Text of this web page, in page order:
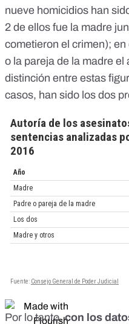
nueve homicidios han
2 de ellos fue la madre
cometieron el crimen);
o la pareja de la madre
distinción entre estas
casos, han sido los dos
Por lo tanto,con los